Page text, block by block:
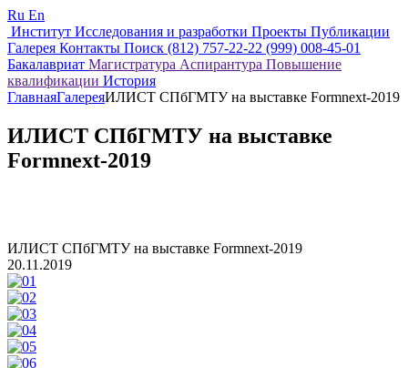
Ru En
Институт Исследования и разработки Проекты Публикации
Галерея Контакты Поиск (812) 757-22-22 (999) 008-45-01
Бакалавриат Магистратура Аспирантура Повышение
квалификации История
ГлавнаяГалереяИЛИСТ СПбГМТУ на выставке Formnext-2019
ИЛИСТ СПбГМТУ на выставке
Formnext-2019
ИЛИСТ СПбГМТУ на выставке Formnext-2019
20.11.2019